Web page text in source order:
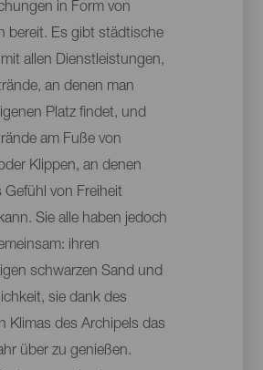
in Form von
bereit. Es gibt städtische
allen Dienstleistungen,
an denen man
Platz findet, und
am Fuße von
Klippen, an denen
Gefühl von Freiheit
Sie alle haben jedoch
ihren
schwarzen Sand und
sie dank des
Klimas des Archipels das
über zu genießen.